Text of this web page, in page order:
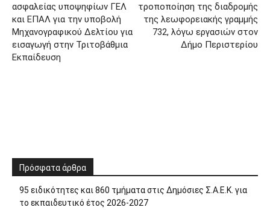
ασφαλείας υποψηφίων ΓΕΛ
και ΕΠΑΛ για την υποβολή
Μηχανογραφικού Δελτίου για
εισαγωγή στην Τριτοβάθμια
Εκπαίδευση
τροποποίηση της διαδρομής
της λεωφορειακής γραμμής
732, λόγω εργασιών στον
Δήμο Περιστερίου
Πρόσφατα άρθρα
95 ειδικότητες και 860 τμήματα στις Δημόσιες Σ.Α.Ε.Κ. για
το εκπαιδευτικό έτος 2026-2027